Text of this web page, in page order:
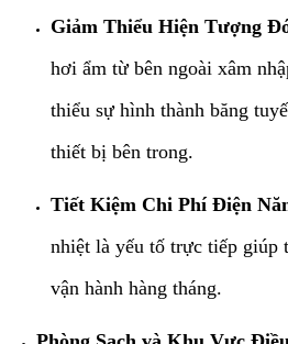
Giảm Thiểu Hiện Tượng
hơi ẩm từ bên ngoài xâm
thiểu sự hình thành băng
thiết bị bên trong.
Tiết Kiệm Chi Phí Điện
nhiệt là yếu tố trực tiếp giúp
vận hành hàng tháng.